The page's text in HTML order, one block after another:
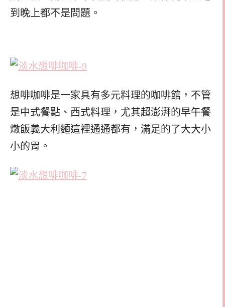
到晚上都不是問題。
想啡咖啡是一家具有多元料理的咖啡館，不管
是中式餐點、西式料理，尤其超澎湃的早午餐
燉飯義大利麵這裡通通都有，滿足的了大大小
小的胃。